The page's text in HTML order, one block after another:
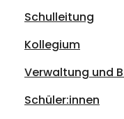
Schulleitung
Kollegium
Verwaltung und
Schüler:innen